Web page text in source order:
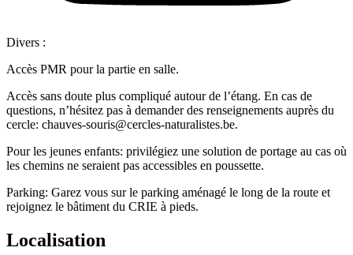
Divers :
Accès PMR pour la partie en salle.
Accès sans doute plus compliqué autour de l’étang. En cas de
questions, n’hésitez pas à demander des renseignements auprès du
cercle: chauves-souris@cercles-naturalistes.be.
Pour les jeunes enfants: privilégiez une solution de portage au cas où
les chemins ne seraient pas accessibles en poussette.
Parking: Garez vous sur le parking aménagé le long de la route et
rejoignez le bâtiment du CRIE à pieds.
Localisation